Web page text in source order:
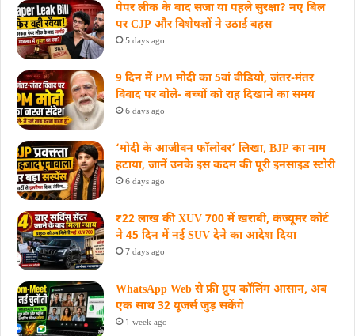
पेपर लीक के बाद सजा या पहले सुरक्षा? नए बिल
पर CJP और विशेषज्ञों ने उठाई बहस
5 days ago
9 दिन में PM मोदी का 5वां वीडियो, जंतर-मंतर
विवाद पर बोले- बच्चों को राह दिखाने का समय
6 days ago
‘मोदी के आजीवन फॉलोवर’ लिखा, BJP का नाम
हटाया, जानें उनके इस कदम की पूरी इनसाइड स्‍टोरी
6 days ago
₹22 लाख की XUV 700 में खराबी, कंज्यूमर कोर्ट
ने 45 दिन में नई SUV देने का आदेश दिया
7 days ago
WhatsApp Web से फ्री ग्रुप कॉलिंग आसान, अब
एक साथ 32 यूजर्स जुड़ सकेंगे
1 week ago